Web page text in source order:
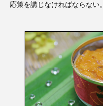
応策を講じなければならない。